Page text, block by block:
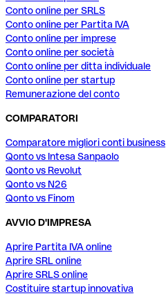
Conto online per SRLS
Conto online per Partita IVA
Conto online per imprese
Conto online per società
Conto online per ditta individuale
Conto online per startup
Remunerazione del conto
COMPARATORI
Comparatore migliori conti business
Qonto vs Intesa Sanpaolo
Qonto vs Revolut
Qonto vs N26
Qonto vs Finom
AVVIO D'IMPRESA
Aprire Partita IVA online
Aprire SRL online
Aprire SRLS online
Costituire startup innovativa